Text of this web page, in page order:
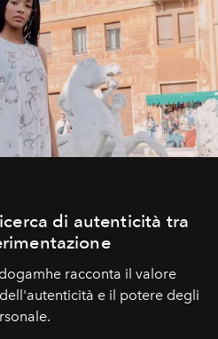
di autenticità tra
racconta il valore
e il potere degli